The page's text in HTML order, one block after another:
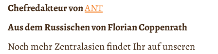
Chefredakteur vonANT
Aus dem Russischen von Florian Coppenrath
Noch mehr Zentralasien findet Ihr auf unseren